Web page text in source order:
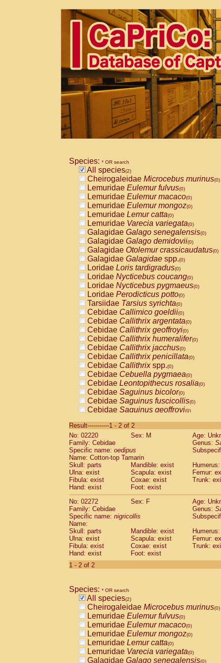
Species: * OR search
All species(2)
Cheirogaleidae Microcebus murinus(0)
Lemuridae Eulemur fulvus(0)
Lemuridae Eulemur macaco(0)
Lemuridae Eulemur mongoz(0)
Lemuridae Lemur catta(0)
Lemuridae Varecia variegata(0)
Galagidae Galago senegalensis(0)
Galagidae Galago demidovii(0)
Galagidae Otolemur crassicaudatus(0)
Galagidae Galagidae spp.(0)
Loridae Loris tardigradus(0)
Loridae Nycticebus coucang(0)
Loridae Nycticebus pygmaeus(0)
Loridae Perodicticus potto(0)
Tarsiidae Tarsius syrichta(0)
Cebidae Callimico goeldii(0)
Cebidae Callithrix argentata(0)
Cebidae Callithrix geoffroyi(0)
Cebidae Callithrix humeralifer(0)
Cebidae Callithrix jacchus(0)
Cebidae Callithrix penicillata(0)
Cebidae Callithrixspp.(0)
Cebidae Cebuella pygmaea(0)
Cebidae Leontopithecus rosalia(0)
Cebidae Saguinus bicolor(0)
Cebidae Saguinus fuscicollis(0)
Cebidae Saguinus geoffroyi(0)
CebidaeSaguinus labiatus(0)
Cebidae Saguinus leucopus (0)
Cebidae
CebidaeSaguinus mystax
Cebidae Saguinus nigricollis (1)
Cebidae Saguinus oedipus
Cebidae Saguinus weddelli
Cebidae Saguinusspp.
Cebidae Aotus trivirgatus
Cebidae
CebidaeCebus apella
Cebidae
Cebidae Cebus nigrivittatus
Cebidae Cebusspp.(0)
Cebidae Saimiri boliviensis
CebidaeSaimiri sciureus(0)
AtelidaeAlouatta caraya(0)
Atelidae Alouatta seniculus
AtelidaeAlouatta
AtelidaeAteles belzebuth(0)
AtelidaeAteles geoffroyi(0)
AtelidaeAteles paniscus(0)
AtelidaeAtelesspp. (0)
AtelidaeLagothrix lagothricha
AtelidaeLagothrix lagothricha cana
PitheciidaeCacajao calvus
Result-----------1 - 2 of 2
No: 02220
Sex: M
Age:
Family: Cebidae
Genus:
Specific name: oedipus
Name: Cotton-top Tamarin
Skull: parts
Mandible: exist
Ulna: exist
Scapula: exist
Femur:
Fibula: exist
Coxae: exist
Trunk:
Hand: exist
Foot: exist
No: 02272
Sex: F
Age:
Family: Cebidae
Genus:
Specific name: nigricollis
Name:
Skull: parts
Mandible: exist
Ulna: exist
Scapula: exist
Femur:
Fibula: exist
Coxae: exist
Trunk:
Hand: exist
Foot: exist
1 - 2 of 2
Species: * OR search
All species(2)
Cheirogaleidae Microcebus murinus(0)
Lemuridae Eulemur fulvus(0)
Lemuridae Eulemur macaco(0)
Lemuridae Eulemur mongoz(0)
Lemuridae Lemur catta(0)
Lemuridae Varecia variegata(0)
Galagidae Galago senegalensis(0)